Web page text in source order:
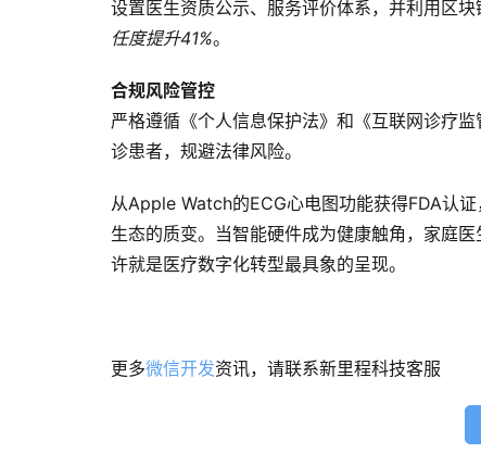
设置医生资质公示、服务评价体系，并利用区块
任度提升41%。
合规风险管控
严格遵循《个人信息保护法》和《互联网诊疗
诊患者，规避法律风险。
从Apple Watch的ECG心电图功能获得FDA认
生态的质变。当智能硬件成为健康触角，家庭
许就是医疗数字化转型最具象的呈现。
更多微信开发资讯，请联系新里程科技客服